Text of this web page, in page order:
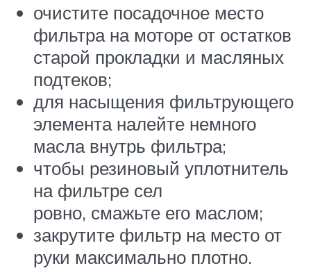
очистите посадочное место
фильтра на моторе от остатков
старой прокладки и масляных
подтеков;
для насыщения фильтрующего
элемента налейте немного
масла внутрь фильтра;
чтобы резиновый уплотнитель
на фильтре сел
ровно, смажьте его маслом;
закрутите фильтр на место от
руки максимально плотно.